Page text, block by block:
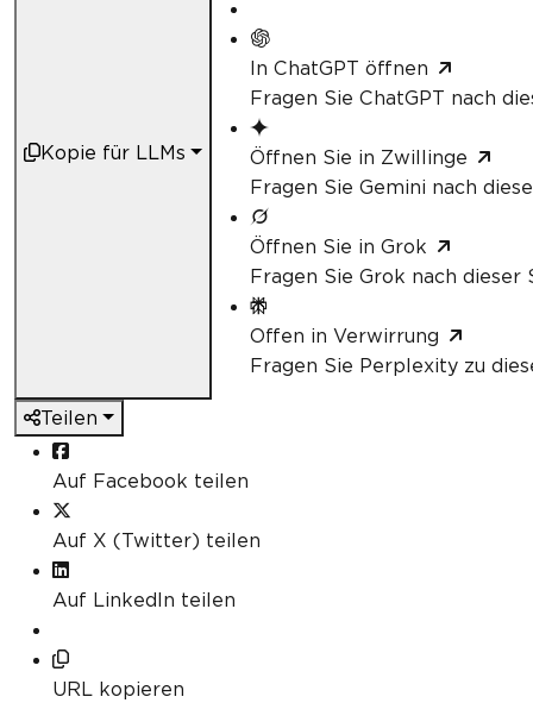
Kopie für LLMs
In ChatGPT öffnen
Fragen Sie ChatGPT nach
Öffnen Sie in Zwillinge
Fragen Sie Gemini nach
Öffnen Sie in Grok
Fragen Sie Grok nach dieser
Offen in Verwirrung
Fragen Sie Perplexity zu
Teilen
Auf Facebook teilen
Auf X (Twitter) teilen
Auf LinkedIn teilen
URL kopieren